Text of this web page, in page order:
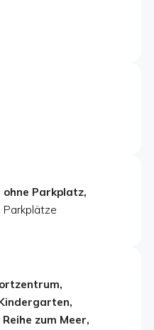
ohne Parkplatz,
Parkplätze
zum Meer,